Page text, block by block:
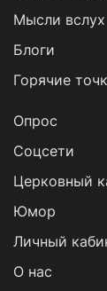
Мысли вслух
Блоги
Горячие
Опрос
Cоцсети
Церковный
Юмор
Личный
О нас